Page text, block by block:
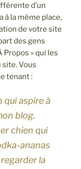
d’un
à la même place,
de votre site
des gens
Propos » qui les
Vous
tenant :
qui aspire à
blog.
chien qui
ananas
la